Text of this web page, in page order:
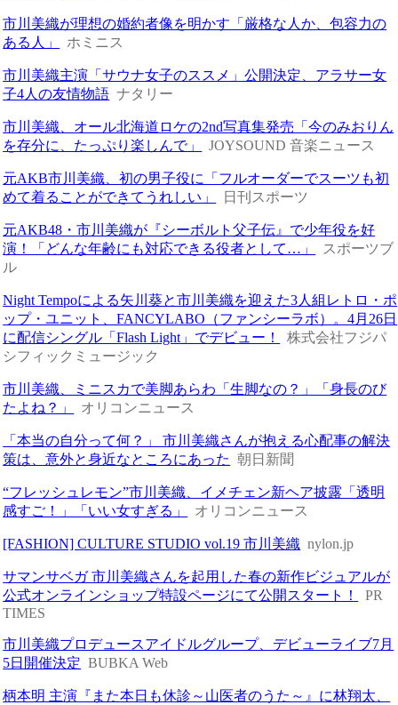
市川美織が理想の婚約者像を明かす「厳格な人か、包容力の
ある人」
ホミニス
市川美織主演「サウナ女子のススメ」公開決定、アラサー女
子4人の友情物語 ナタリー
市川美織、オール北海道ロケの2nd写真集発売「今のみおりん
を存分に、たっぷり楽しんで」
JOYSOUND 音楽ニュース
元AKB市川美織、初の男子役に「フルオーダーでスーツも初
めて着ることができてうれしい」
日刊スポーツ
元AKB48・市川美織が『シーボルト父子伝』で少年役を好
演！「どんな年齢にも対応できる役者として…」
スポーツブ
ル
Night Tempoによる矢川葵と市川美織を迎えた3人組レトロ・ポ
ップ・ユニット、FANCYLABO（ファンシーラボ）。4月26日
に配信シングル「Flash Light」でデビュー！
株式会社フジパ
シフィックミュージック
市川美織、ミニスカで美脚あらわ「生脚なの？」「身長のび
たよね？」
オリコンニュース
「本当の自分って何？」 市川美織さんが抱える心配事の解決
策は、意外と身近なところにあった 朝日新聞
“フレッシュレモン”市川美織、イメチェン新ヘア披露「透明
感すご！」「いい女すぎる」
オリコンニュース
[FASHION] CULTURE STUDIO vol.19 市川美織 nylon.jp
サマンサベガ 市川美織さんを起用した春の新作ビジュアルが
公式オンラインショップ特設ページにて公開スタート！
PR
TIMES
市川美織プロデュースアイドルグループ、デビューライブ7月
5日開催決定 BUBKA Web
柄本明 主演『また本日も休診～山医者のうた～』に林翔太、